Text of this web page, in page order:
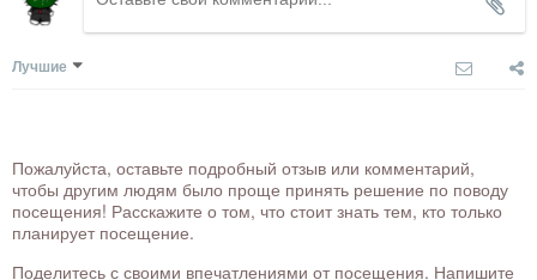
Лучшие
Пожалуйста, оставьте подробный отзыв или комментарий,
чтобы другим людям было проще принять решение по поводу
посещения! Расскажите о том, что стоит знать тем, кто только
планирует посещение.
Поделитесь с своими впечатлениями от посещения. Напишите